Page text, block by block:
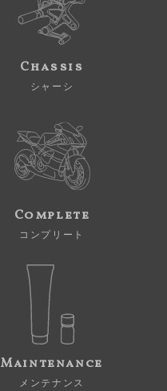
Chassis
シャーシ
Complete
コンプリート
Maintenance
メンテナンス